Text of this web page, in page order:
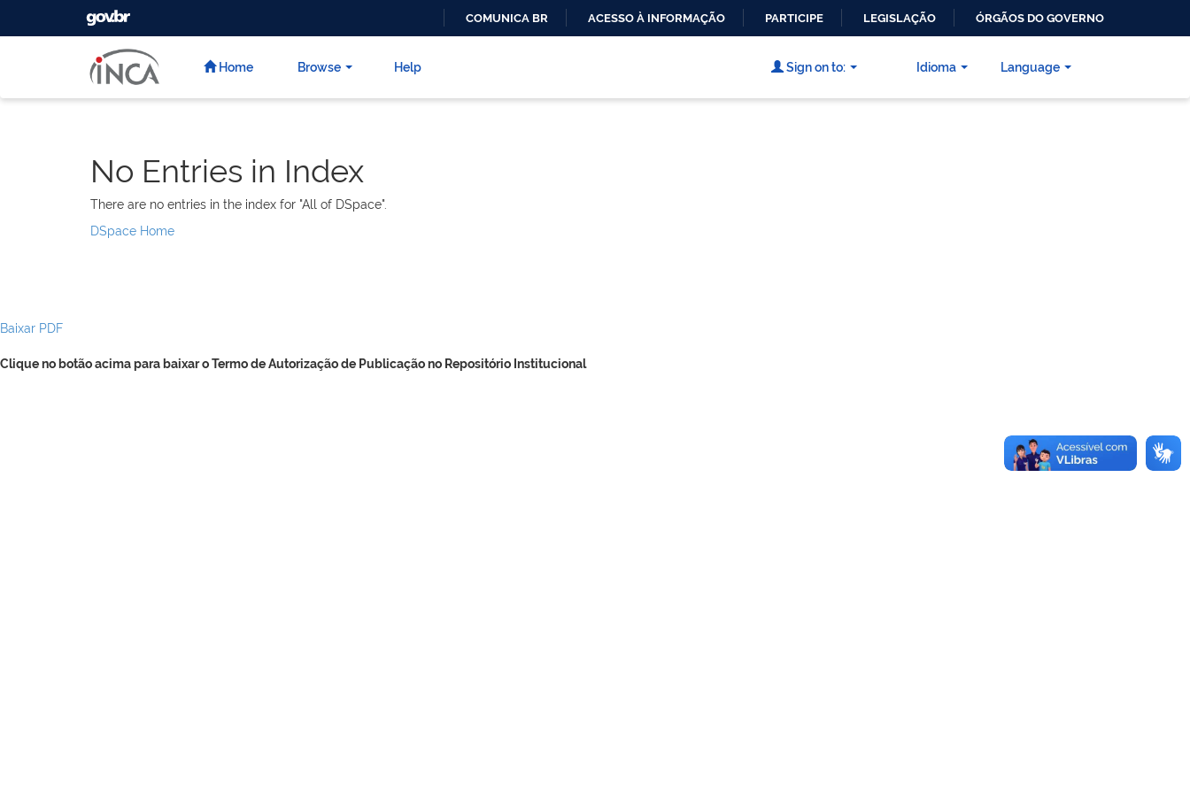
CONTEÚDO
GOVBR
COMUNICA BR ACESSO À INFORMAÇÃO PARTICIPE LEGISLAÇÃO ÓRGÃOS DO GOVERNO
Home Browse Help Language
Sign on to: Idioma
No Entries in Index
There are no entries in the index for "All of DSpace".
DSpace Home
Baixar PDF
Clique no botão acima para baixar o Termo de Autorização de Publicação no Repositório Institucional